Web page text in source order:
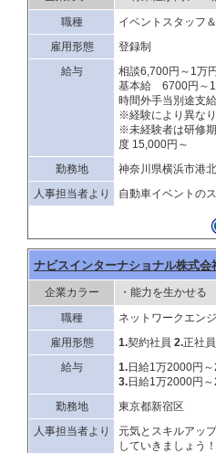
職種
イベントスタッフ
雇用形態
登録制
給与
相談6,700円～1万円
基本給 6700円～
時間外手当別途支給
※経験により異なり
※未経験者は研修
度 15,000円～
勤務地
神奈川県横浜市港
人事担当者より
自動車イベントの
ナビスインターナショナル株式会
企業カラー ・能力を生かせる
職種
ネットワークエン
雇用形態
1.契約社員 2.正社員
給与
1.日給1万2000円～
3.日給1万2000円～
勤務地
東京都新宿区
人事担当者より
元気とスキルアッ
していきましょう！